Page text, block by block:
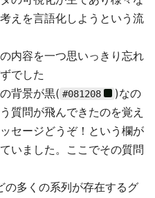
えを言語化しようという流
内容を一つ思いっきり忘れ
でした
背景が黒( #081208
)なの
質問が飛んできたのを覚え
セージどうぞ！という欄が
いました。ここでその質問
の多くの系列が存在するグ